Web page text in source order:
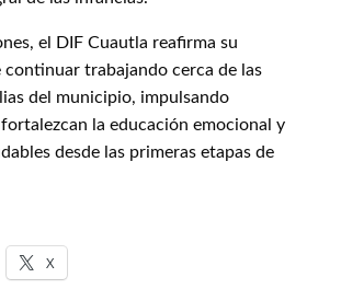
el DIF Cuautla reafirma su
continuar trabajando cerca de las
del municipio, impulsando
la educación emocional y
desde las primeras etapas de
X